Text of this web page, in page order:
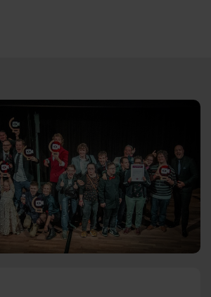
Direct door naar content